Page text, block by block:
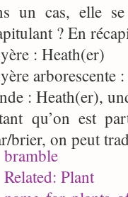
un cas, elle
? En
: Heath(er)
arborescente
: Heath(er),
qu’on est
brier, on peut
bramble
Related: Plant